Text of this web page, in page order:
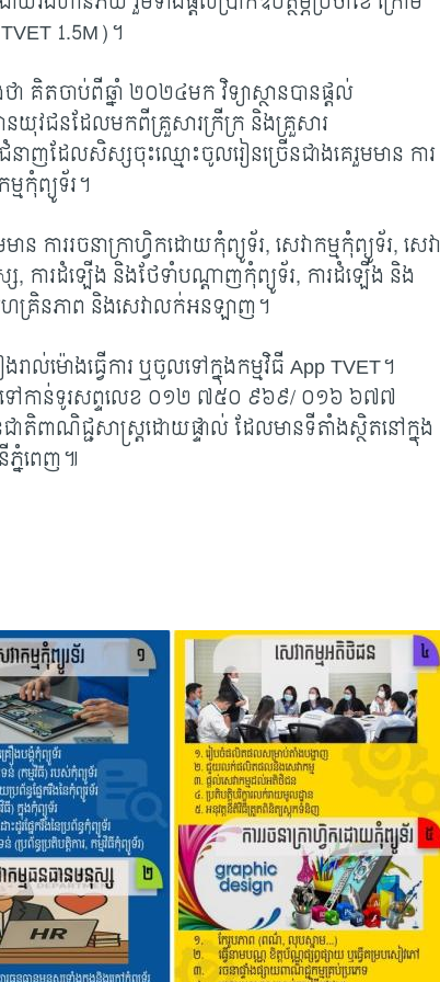
TVET 1.5M)។
ា គិតចាប់ពីឆ្នាំ ២០២៤មក វិទ្យាស្ថានបានផ្ដល់
វជនដែលមកពីគ្រួសារក្រីក្រ និងគ្រួសារ
ញដែលសិស្សចុះឈ្មោះចូលរៀនច្រើនជាងគេរួមមាន ការ
មកុំព្យូទ័រ។
ការរចនាក្រាហ្វិកដោយកុំព្យូទ័រ, សេវាកម្មកុំព្យូទ័រ, សេវា
ស, ការដំឡើង និងថែទាំបណ្តាញកុំព្យូទ័រ, ការដំឡើង និង
សហគ្រិនភាព និងសេវាលក់អនឡាញ។
ាល់ម៉ោងធ្វើការ ឬចូលទៅក្នុងកម្មវិធីApp TVET។
ៅកាន់ទូរសព្ទលេខ ០១២ ៧៥០ ៩៦៩/ ០១៦ ៦៧៧
ាណិជ្ជសាស្ត្រដោយផ្ទាល់ ដែលមានទីតាំងស្ថិតនៅក្នុង
ភ្នំពេញ៕